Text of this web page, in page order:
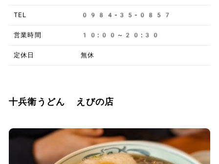
TEL 0984-35-0857
営業時間 10:00～20:30
定休日 無休
十兵衛うどん えびの店